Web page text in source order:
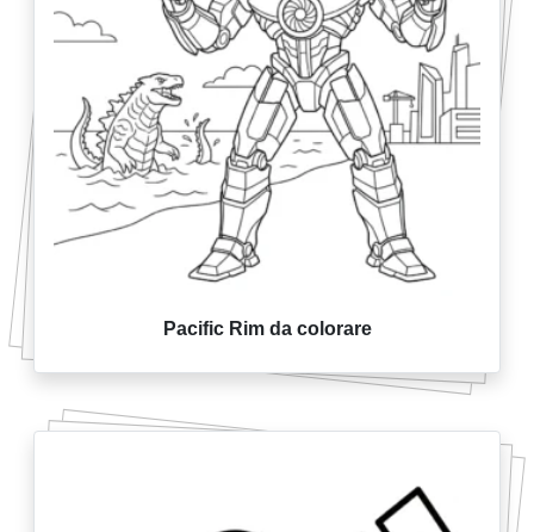
Pacific Rim da colorare